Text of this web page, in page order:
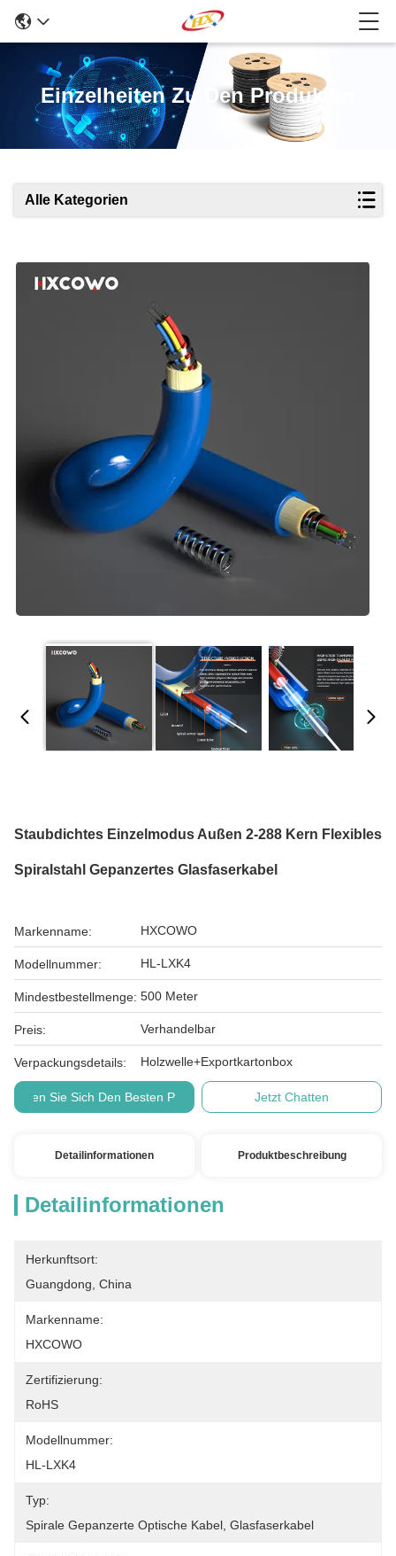
Einzelheiten Zu Den Produkten
Alle Kategorien
Staubdichtes Einzelmodus Außen 2-288 Kern Flexibles
Spiralstahl Gepanzertes Glasfaserkabel
Markenname: HXCOWO
Modellnummer: HL-LXK4
Mindestbestellmenge: 500 Meter
Preis: Verhandelbar
Verpackungsdetails: Holzwelle+Exportkartonbox
Holen Sie Sich Den Besten Preis Jetzt Chatten
Detailinformationen Produktbeschreibung
Detailinformationen
Herkunftsort:
Guangdong, China
Markenname:
HXCOWO
Zertifizierung:
RoHS
Modellnummer:
HL-LXK4
Typ:
Spirale Gepanzerte Optische Kabel, Glasfaserkabel